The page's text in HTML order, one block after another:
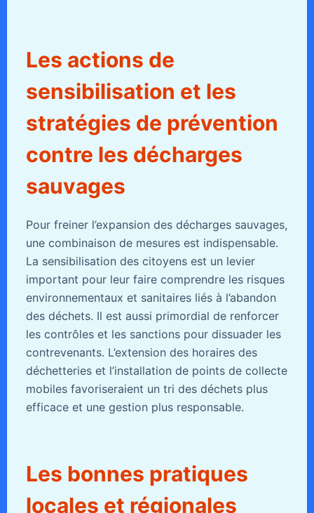
Les actions de
sensibilisation et les
stratégies de prévention
contre les décharges
sauvages
Pour freiner l’expansion des décharges sauvages,
une combinaison de mesures est indispensable.
La sensibilisation des citoyens est un levier
important pour leur faire comprendre les risques
environnementaux et sanitaires liés à l’abandon
des déchets. Il est aussi primordial de renforcer
les contrôles et les sanctions pour dissuader les
contrevenants. L’extension des horaires des
déchetteries et l’installation de points de collecte
mobiles favoriseraient un tri des déchets plus
efficace et une gestion plus responsable.
Les bonnes pratiques
locales et régionales